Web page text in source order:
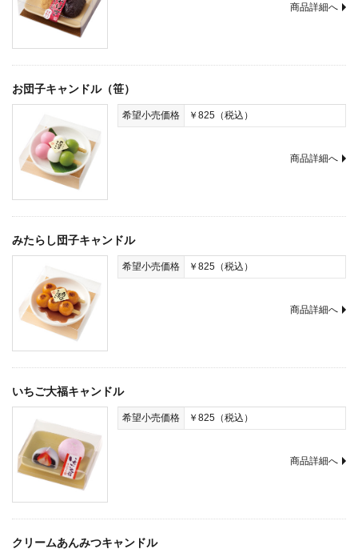
商品詳細へ
お団子キャンドル（笹）
希望小売価格 ￥825（税込）
商品詳細へ
みたらし団子キャンドル
希望小売価格 ￥825（税込）
商品詳細へ
いちご大福キャンドル
希望小売価格 ￥825（税込）
商品詳細へ
クリームあんみつキャンドル